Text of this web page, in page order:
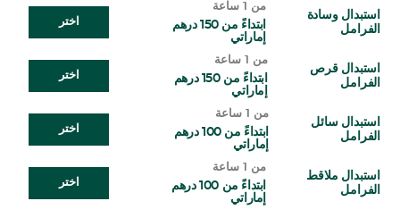
استبدال وسادة
الفرامل
من 1 ساعة
ابتداءً من 150 درهم
إماراتي
اختر
استبدال قرص
الفرامل
من 1 ساعة
ابتداءً من 150 درهم
إماراتي
اختر
استبدال سائل
الفرامل
من 1 ساعة
ابتداءً من 100 درهم
إماراتي
اختر
استبدال ملاقط
الفرامل
من 1 ساعة
ابتداءً من 100 درهم
إماراتي
اختر